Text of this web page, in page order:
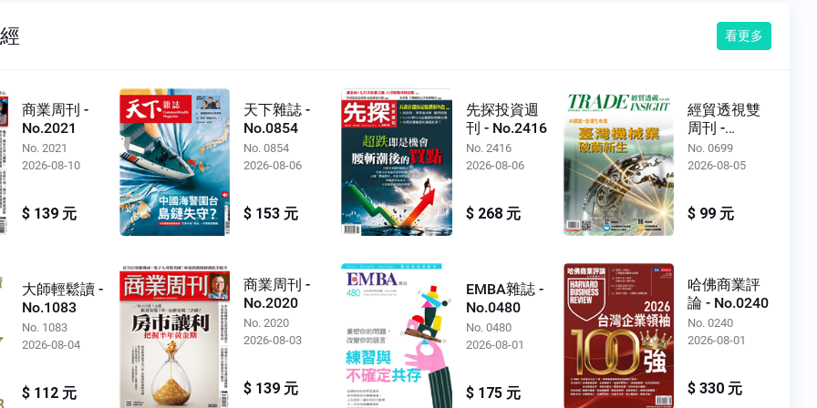
看更多
商業周刊 -
No.2021
No. 2021
2026-08-10
$ 139 元
天下雜誌 -
No.0854
No. 0854
2026-08-06
$ 153 元
先探投資週
刊 - No.2416
No. 2416
2026-08-06
$ 268 元
經貿透視雙
周刊 -
No.0699
No. 0699
2026-08-05
$ 99 元
大師輕鬆讀 -
No.1083
No. 1083
2026-08-04
$ 112 元
商業周刊 -
No.2020
No. 2020
2026-08-03
$ 139 元
EMBA雜誌 -
No.0480
No. 0480
2026-08-01
$ 175 元
哈佛商業評
論 - No.0240
No. 0240
2026-08-01
$ 330 元